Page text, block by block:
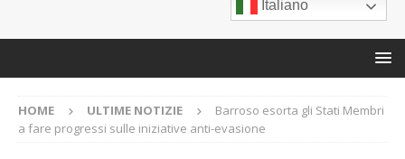
Italiano
HOME ULTIME NOTIZIE
Barroso esorta gli Stati Membri
a fare progressi sulle iniziative anti-evasione